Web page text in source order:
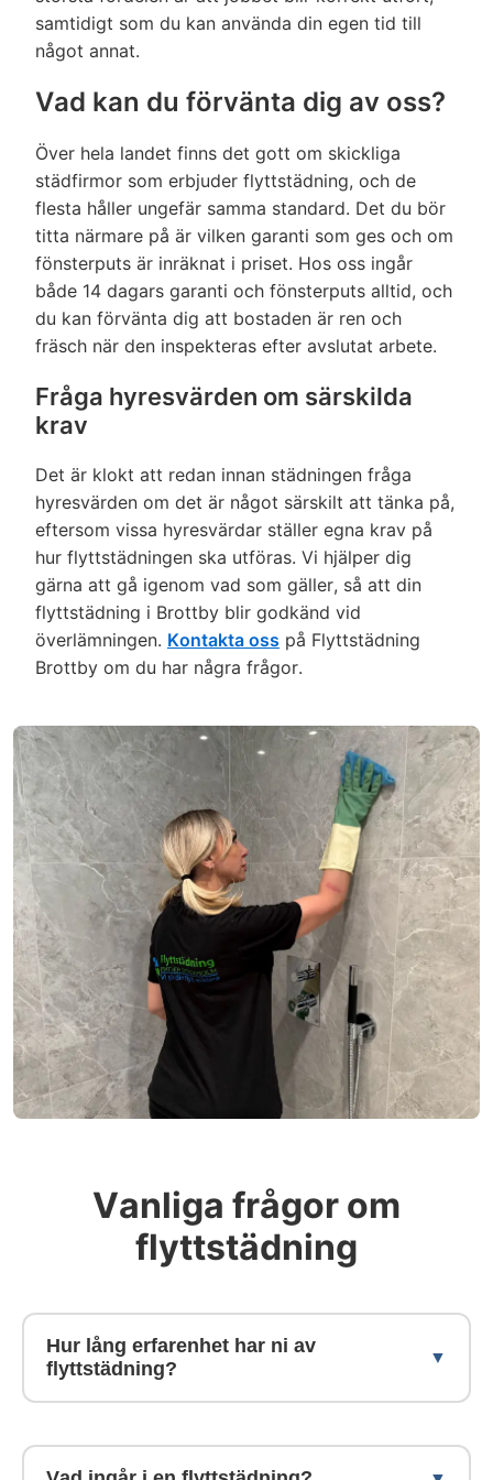
samtidigt som du kan använda din egen tid till
något annat.
Vad kan du förvänta dig av oss?
Över hela landet finns det gott om skickliga
städfirmor som erbjuder flyttstädning, och de
flesta håller ungefär samma standard. Det du bör
titta närmare på är vilken garanti som ges och om
fönsterputs är inräknat i priset. Hos oss ingår
både 14 dagars garanti och fönsterputs alltid, och
du kan förvänta dig att bostaden är ren och
fräsch när den inspekteras efter avslutat arbete.
Fråga hyresvärden om särskilda
krav
Det är klokt att redan innan städningen fråga
hyresvärden om det är något särskilt att tänka på,
eftersom vissa hyresvärdar ställer egna krav på
hur flyttstädningen ska utföras. Vi hjälper dig
gärna att gå igenom vad som gäller, så att din
flyttstädning i Brottby blir godkänd vid
överlämningen. Kontakta oss på Flyttstädning
Brottby om du har några frågor.
Vanliga frågor om
flyttstädning
Hur lång erfarenhet har ni av
flyttstädning?
sedan 2011 och driver verksamheten som